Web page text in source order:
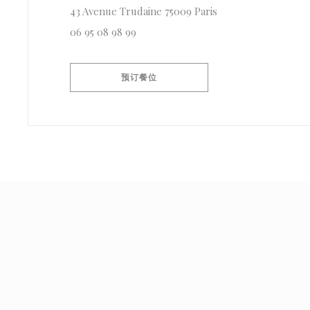
43 Avenue Trudaine 75009 Paris
06 95 08 98 99
预订餐位